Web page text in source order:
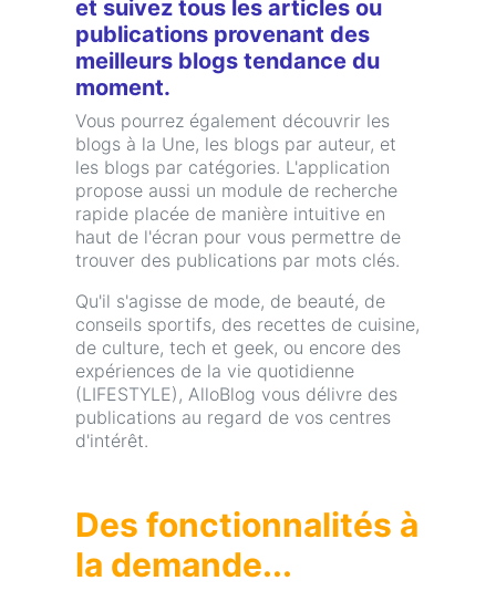
et suivez tous les articles ou
publications provenant des
meilleurs blogs tendance du
moment.
Vous pourrez également découvrir les
blogs à la Une, les blogs par auteur, et
les blogs par catégories. L'application
propose aussi un module de recherche
rapide placée de manière intuitive en
haut de l'écran pour vous permettre de
trouver des publications par mots clés.
Qu'il s'agisse de mode, de beauté, de
conseils sportifs, des recettes de cuisine,
de culture, tech et geek, ou encore des
expériences de la vie quotidienne
(LIFESTYLE), AlloBlog vous délivre des
publications au regard de vos centres
d'intérêt.
Des fonctionnalités à
la demande...